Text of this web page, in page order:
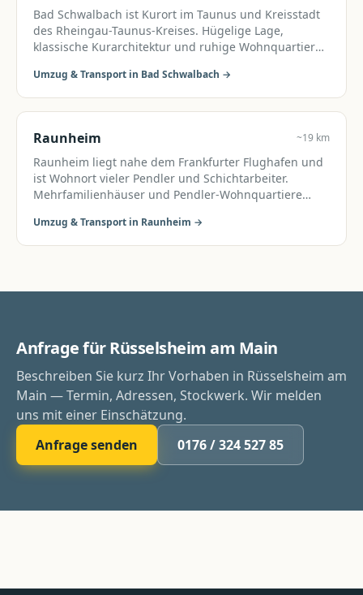
Bad Schwalbach ist Kurort im Taunus und Kreisstadt
des Rheingau-Taunus-Kreises. Hügelige Lage,
klassische Kurarchitektur und ruhige Wohnquartiere
Zufahrten.
Umzug & Transport in Bad Schwalbach →
Raunheim ~19 km
Raunheim liegt nahe dem Frankfurter Flughafen und
ist Wohnort vieler Pendler und Schichtarbeiter.
Mehrfamilienhäuser und Pendler-Wohnquartiere
Umzug & Transport in Raunheim →
Anfrage für Rüsselsheim am Main
Beschreiben Sie kurz Ihr Vorhaben in Rüsselsheim am
Main — Termin, Adressen, Stockwerk. Wir melden
uns mit einer Einschätzung.
Anfrage senden
0176 / 324 527 85